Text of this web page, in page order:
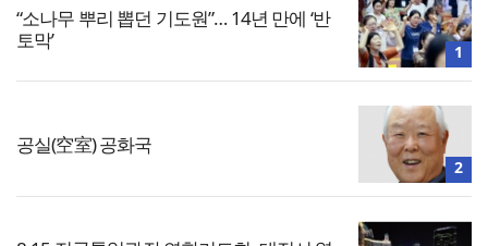
“소나무 뿌리 뽑던 기도원”… 14년 만에 ‘반
토막’
1
공실(空室) 공화국
2